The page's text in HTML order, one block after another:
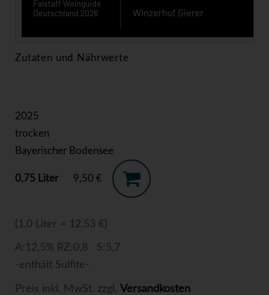
Zutaten und Nährwerte
2025
trocken
Bayerischer Bodensee
0,75 Liter 9,50 €
(1,0 Liter = 12,53 €)
A:12,5% RZ:0,8 S:5,7
-enthält Sulfite-
Preis inkl. MwSt. zzgl. Versandkosten